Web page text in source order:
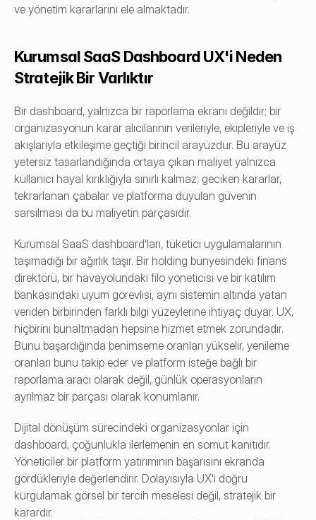
ve yönetim kararlarını ele almaktadır.
Kurumsal SaaS Dashboard UX'i Neden
Stratejik Bir Varlıktır
Bir dashboard, yalnızca bir raporlama ekranı değildir; bir
organizasyonun karar alıcılarının verileriyle, ekipleriyle ve iş
akışlarıyla etkileşime geçtiği birincil arayüzdür. Bu arayüz
yetersiz tasarlandığında ortaya çıkan maliyet yalnızca
kullanıcı hayal kırıklığıyla sınırlı kalmaz; geciken kararlar,
tekrarlanan çabalar ve platforma duyulan güvenin
sarsılması da bu maliyetin parçasıdır.
Kurumsal SaaS dashboard'ları, tüketici uygulamalarının
taşımadığı bir ağırlık taşır. Bir holding bünyesindeki finans
direktörü, bir havayolundaki filo yöneticisi ve bir katılım
bankasındaki uyum görevlisi, aynı sistemin altında yatan
veriden birbirinden farklı bilgi yüzeylerine ihtiyaç duyar. UX,
hiçbirini bunaltmadan hepsine hizmet etmek zorundadır.
Bunu başardığında benimseme oranları yükselir, yenileme
oranları bunu takip eder ve platform isteğe bağlı bir
raporlama aracı olarak değil, günlük operasyonların
ayrılmaz bir parçası olarak konumlanır.
Dijital dönüşüm sürecindeki organizasyonlar için
dashboard, çoğunlukla ilerlemenin en somut kanıtıdır.
Yöneticiler bir platform yatırımının başarısını ekranda
gördükleriyle değerlendirir. Dolayısıyla UX'i doğru
kurgulamak görsel bir tercih meselesi değil, stratejik bir
karardır.